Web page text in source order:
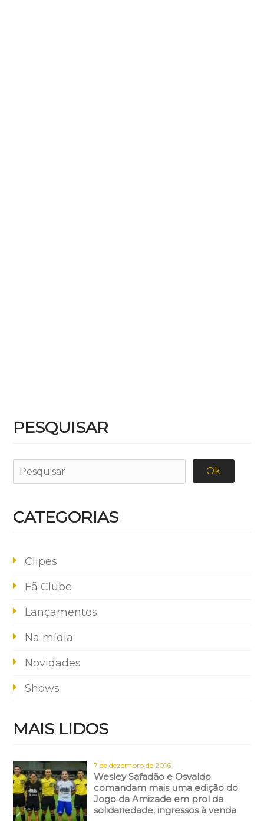
PESQUISAR
CATEGORIAS
Clipes
Fã Clube
Lançamentos
Na mídia
Novidades
Shows
MAIS LIDOS
7 de dezembro de 2016
Wesley Safadão e Osvaldo
comandam mais uma edição do
Jogo da Amizade em prol da
solidariedade; ingressos à venda